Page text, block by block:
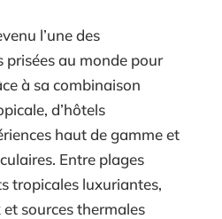
l’une des
prisées au monde pour
à sa combinaison
d’hôtels
haut de gamme et
Entre plages
tropicales luxuriantes,
sources thermales